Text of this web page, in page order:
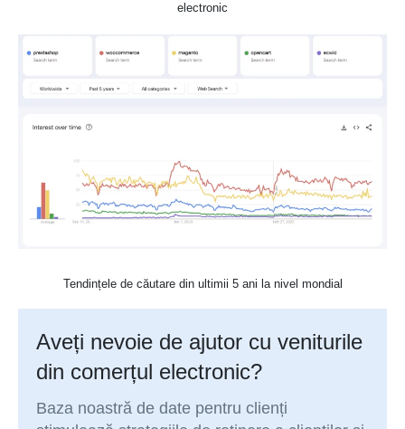
electronic
Tendințele de căutare din ultimii 5 ani la nivel mondial
Aveți nevoie de ajutor cu veniturile
din comerțul electronic?
Baza noastră de date pentru clienți